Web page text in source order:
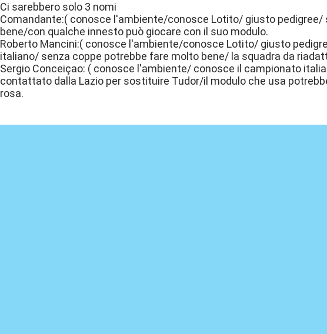
Ci sarebbero solo 3 nomi
Comandante:( conosce l'ambiente/conosce Lotito/ giusto
bene/con qualche innesto può giocare con il suo modulo.
Roberto Mancini:( conosce l'ambiente/conosce Lotito/ giusto
italiano/ senza coppe potrebbe fare molto bene/ la squadra da
Sergio Conceiçao: ( conosce l'ambiente/ conosce il campionato
contattato dalla Lazio per sostituire Tudor/il modulo che usa
rosa.